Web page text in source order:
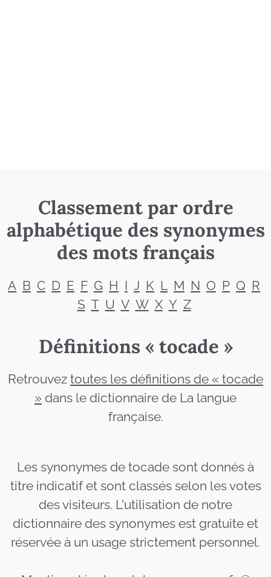
Classement par ordre
alphabétique des synonymes
des mots français
A B C D E F G H I J K L M N O P Q R
S T U V W X Y Z
Définitions « tocade »
Retrouvez toutes les définitions de « tocade
» dans le dictionnaire de La langue
française.
Les synonymes de tocade sont donnés à
titre indicatif et sont classés selon les votes
des visiteurs. L'utilisation de notre
dictionnaire des synonymes est gratuite et
réservée à un usage strictement personnel.